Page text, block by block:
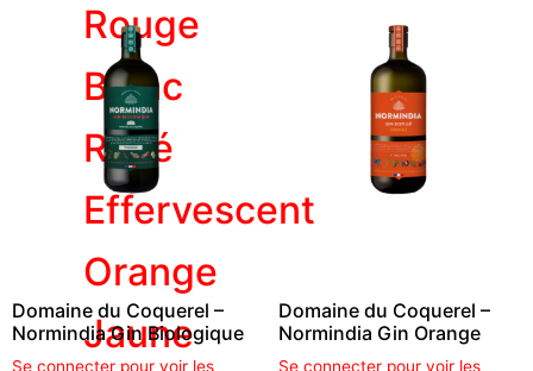
Rouge
Blanc
Rosé
Effervescent
Orange
Jaune
Domaine du Coquerel –
Normindia Gin Biologique
Se connecter pour voir les
Domaine du Coquerel –
Normindia Gin Orange
Se connecter pour voir les